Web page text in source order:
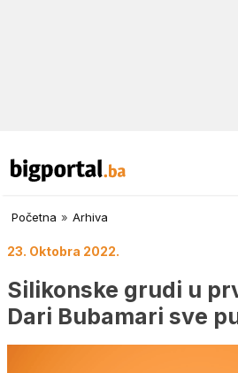
Početna » Arhiva
23. Oktobra 2022.
Silikonske grudi u
Dari Bubamari sve